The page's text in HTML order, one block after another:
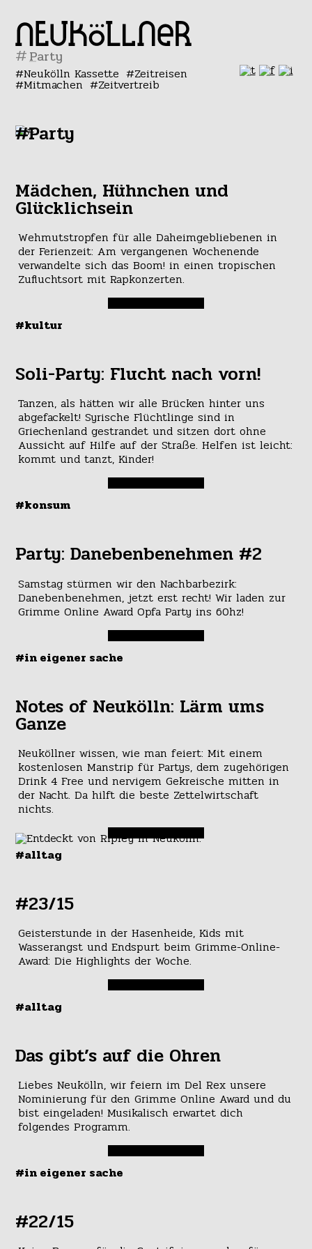
#
Neukölln Kassette Zeitreisen
Mitmachen Zeitvertreib
#Party
Mädchen, Hühnchen und
Glücklichsein
Wehmutstropfen für alle Daheimgebliebenen in
der Ferienzeit: Am vergangenen Wochenende
verwandelte sich das Boom! in einen tropischen
Zufluchtsort mit Rapkonzerten.
#kultur
Soli-Party: Flucht nach vorn!
Tanzen, als hätten wir alle Brücken hinter uns
abgefackelt! Syrische Flüchtlinge sind in
Griechenland gestrandet und sitzen dort ohne
Aussicht auf Hilfe auf der Straße. Helfen ist leicht:
kommt und tanzt, Kinder!
#konsum
Party: Danebenbenehmen #2
Samstag stürmen wir den Nachbarbezirk:
Danebenbenehmen, jetzt erst recht! Wir laden zur
Grimme Online Award Opfa Party ins 60hz!
#in eigener sache
Notes of Neukölln: Lärm ums
Ganze
Neuköllner wissen, wie man feiert: Mit einem
kostenlosen Manstrip für Partys, dem zugehörigen
Drink 4 Free und nervigem Gekreische mitten in
der Nacht. Da hilft die beste Zettelwirtschaft
nichts.
#alltag
#23/15
Geisterstunde in der Hasenheide, Kids mit
Wasserangst und Endspurt beim Grimme-Online-
Award: Die Highlights der Woche.
#alltag
Das gibt’s auf die Ohren
Liebes Neukölln, wir feiern im Del Rex unsere
Nominierung für den Grimme Online Award und du
bist eingeladen! Musikalisch erwartet dich
folgendes Programm.
#in eigener sache
#22/15